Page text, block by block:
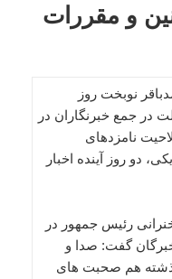
و مقررات
نوبخت روز
در جمع خبرنگاران در
نامزدهای
دو روز آینده اخبار
رئیس جمهور در
خبرگان گفت: صدا و
هم صحبت های